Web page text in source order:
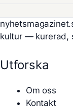
kultur — kurerad,
Utforska
Om oss
Kontakt